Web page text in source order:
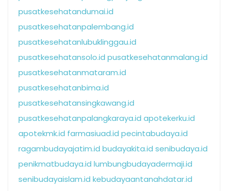
pusatkesehatandumai.id
pusatkesehatanpalembang.id
pusatkesehatanlubuklinggau.id
pusatkesehatansolo.id pusatkesehatanmalang.id
pusatkesehatanmataram.id
pusatkesehatanbima.id
pusatkesehatansingkawang.id
pusatkesehatanpalangkaraya.id apotekerku.id
apotekmk.id farmasiuad.id pecintabudaya.id
ragambudayajatim.id budayakita.id senibudaya.id
penikmatbudaya.id lumbungbudayadermaji.id
senibudayaislam.id kebudayaantanahdatar.id